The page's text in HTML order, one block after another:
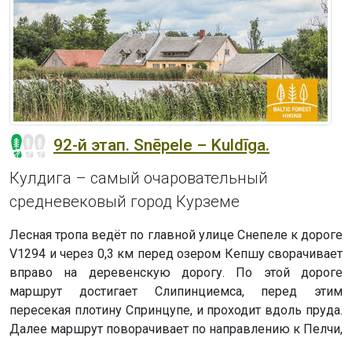
92-й этап. Snēpele – Kuldīga.
Кулдигa – самый очаровательный
средневековый город Курземе
Лесная тропа ведёт по главной улице Снепеле к дороге
V1294 и через 0,3 км перед озером Кепшу сворачивает
вправо на деревенскую дорогу. По этой дороге
маршрут достигает Слипинциемса, перед этим
пересекая плотину Спринцупе, и проходит вдоль пруда.
Далее маршрут поворачивает по направлению к Пелчи,